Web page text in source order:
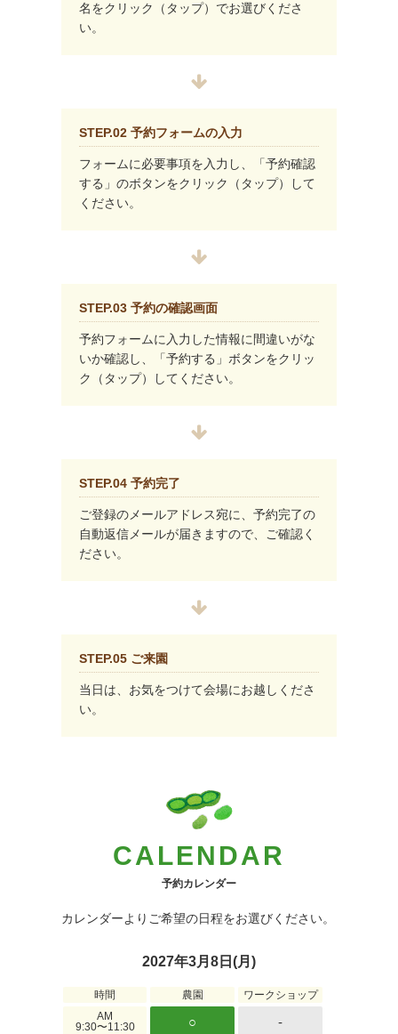
名をクリック（タップ）でお選びくださ
い。
STEP.02 予約フォームの入力
フォームに必要事項を入力し、「予約確認
する」のボタンをクリック（タップ）して
ください。
STEP.03 予約の確認画面
予約フォームに入力した情報に間違いがな
いか確認し、「予約する」ボタンをクリッ
ク（タップ）してください。
STEP.04 予約完了
ご登録のメールアドレス宛に、予約完了の
自動返信メールが届きますので、ご確認く
ださい。
STEP.05 ご来園
当日は、お気をつけて会場にお越しくださ
い。
CALENDAR
予約カレンダー
カレンダーよりご希望の日程をお選びください。
2027年3月8日(月)
時間 農園
ワークショップ
AM
9:30〜11:30
○ -